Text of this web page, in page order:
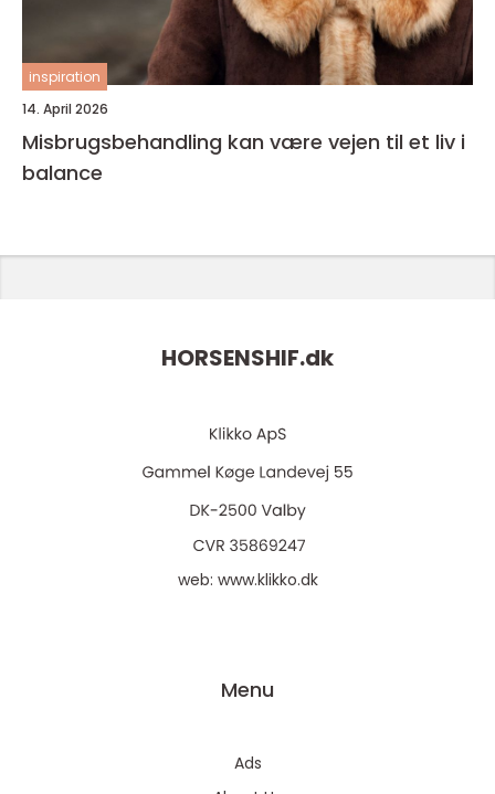
inspiration
14. April 2026
Misbrugsbehandling kan være vejen til et liv i
balance
HORSENSHIF.dk
web: www.klikko.dk
Menu
Ads